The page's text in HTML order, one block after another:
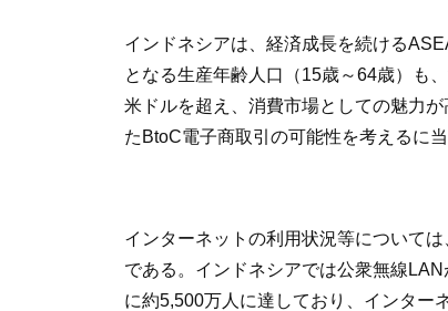
インドネシアは、経済成長を続ける
となる生産年齢人口（15歳～64歳）も
米ドルを超え、消費市場としての魅力
たBtoC電子商取引の可能性を考えるに
インターネットの利用状況等について
である。インドネシアでは公衆無線
に約5,500万人に達しており、インター